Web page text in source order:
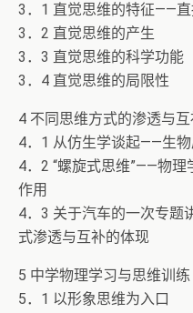
3．1 直觉思维的特征——
3．2 直觉思维的产生
3．3 直觉思维的科学功能
3．4 直觉思维的局限性
4 不同思维方式的渗透与
4．1 从仿生学谈起——生
4．2 “螺旋式思维”——物
作用
4．3 关于汽车的一次专
式渗透与互补的体现
5 中学物理学习与思维训练
5．1 以形象思维为入口